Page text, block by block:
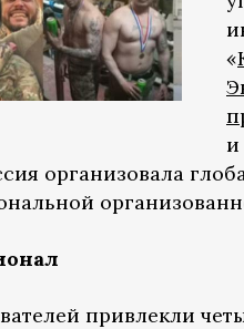
«
и
организовала
привлекли